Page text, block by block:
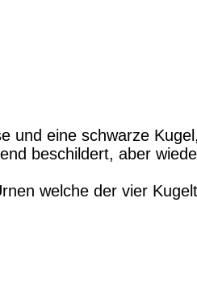
und eine schwarze
beschildert, aber
welche der vier